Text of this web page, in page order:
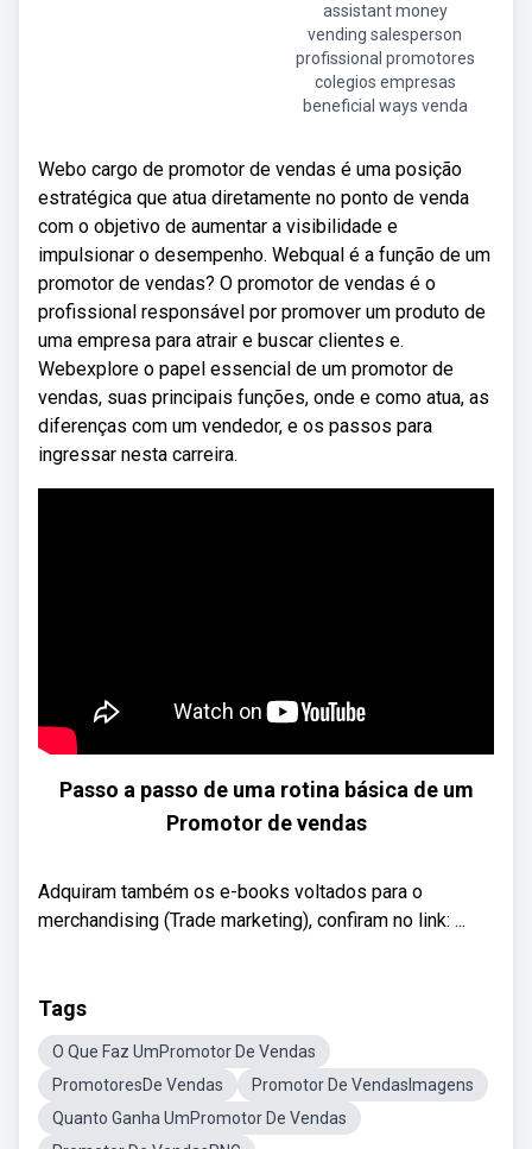
assistant money
vending salesperson
profissional promotores
colegios empresas
beneficial ways venda
Webo cargo de promotor de vendas é uma posição
estratégica que atua diretamente no ponto de venda
com o objetivo de aumentar a visibilidade e
impulsionar o desempenho. Webqual é a função de um
promotor de vendas? O promotor de vendas é o
profissional responsável por promover um produto de
uma empresa para atrair e buscar clientes e.
Webexplore o papel essencial de um promotor de
vendas, suas principais funções, onde e como atua, as
diferenças com um vendedor, e os passos para
ingressar nesta carreira.
Passo a passo de uma rotina básica de um
Promotor de vendas
Adquiram também os e-books voltados para o
merchandising (Trade marketing), confiram no link: ...
Tags
O Que Faz UmPromotor De Vendas
PromotoresDe Vendas
Promotor De VendasImagens
Quanto Ganha UmPromotor De Vendas